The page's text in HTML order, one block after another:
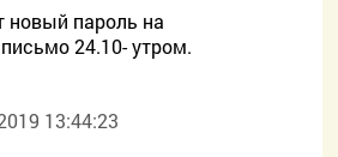
новый пароль на
24.10- утром.
13:44:23